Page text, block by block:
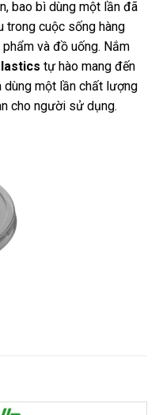
bao bì dùng một lần đã
trong cuộc sống hàng
và đồ uống. Nắm
tự hào mang đến
dùng một lần chất lượng
cho người sử dụng.